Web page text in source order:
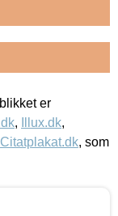
er
, Illux.dk,
Citatplakat.dk, som